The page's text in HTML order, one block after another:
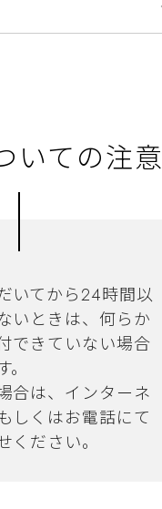
いての注意
いてから24時間以
いときは、何らか
できていない場合
合は、インターネ
しくはお電話にて
ください。